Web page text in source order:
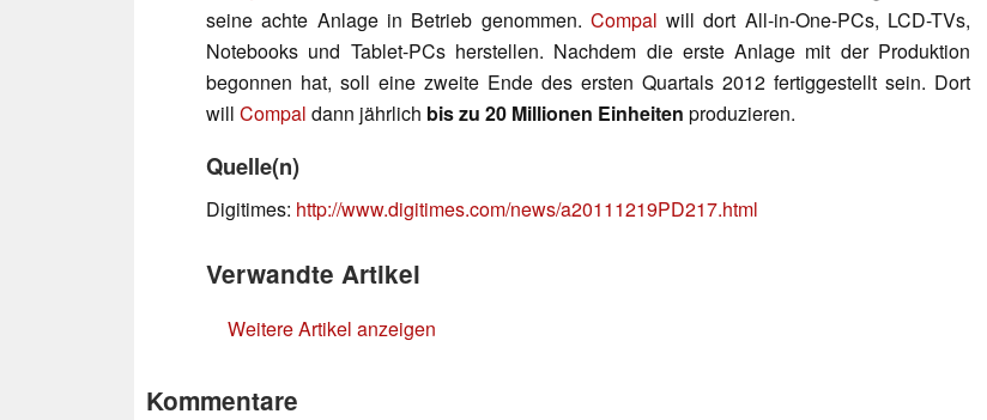
seine achte Anlage in Betrieb genommen. Compal will dort All-in-One-PCs, LCD-TVs,
Notebooks und Tablet-PCs herstellen. Nachdem die erste Anlage mit der Produktion
begonnen hat, soll eine zweite Ende des ersten Quartals 2012 fertiggestellt sein. Dort
will Compal dann jährlich bis zu 20 Millionen Einheiten produzieren.
Quelle(n)
Digitimes: http://www.digitimes.com/news/a20111219PD217.html
Verwandte Artikel
Weitere Artikel anzeigen
Kommentare